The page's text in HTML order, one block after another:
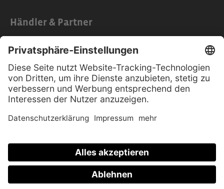
Händler & Partner
Händlerzugang
Anleitungen
Software-Updates